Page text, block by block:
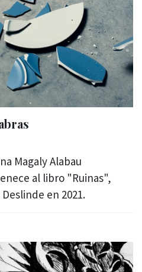
Magaly Alabau
al libro "Ruinas",
en 2021.